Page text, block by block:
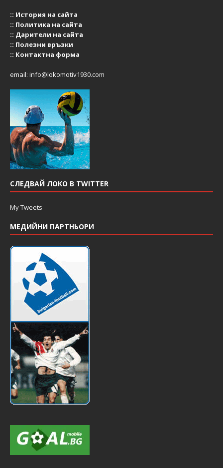
:: История на сайта
:: Политика на сайта
:: Дарители на сайта
:: Полезни връзки
:: Контактна форма
email: info@lokomotiv1930.com
СЛЕДВАЙ ЛОКО В TWITTER
My Tweets
МЕДИЙНИ ПАРТНЬОРИ